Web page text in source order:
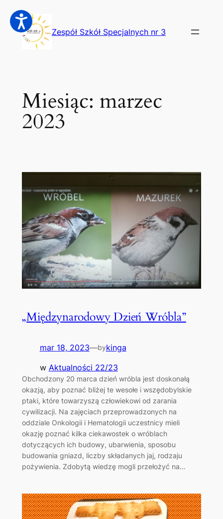
Przejdź
do
treści
Zespół Szkół Specjalnych nr 3
Miesiąc: marzec
2023
„Międzynarodowy Dzień Wróbla”
mar 18, 2023—bykinga
w Aktualności 22/23
Obchodzony 20 marca dzień wróbla jest doskonałą
okazją, aby poznać bliżej te wesołe i wszędobylskie
ptaki, które towarzyszą człowiekowi od zarania
cywilizacji. Na zajęciach przeprowadzonych na
oddziale Onkologii i Hematologii uczestnicy mieli
okazję poznać kilka ciekawostek o wróblach
dotyczących ich budowy, ubarwienia, sposobu
budowania gniazd, liczby składanych jaj, rodzaju
pożywienia. Zdobytą wiedzę mogli przełożyć na…